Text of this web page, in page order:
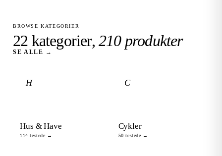
BROWSE KATEGORIER
22 kategorier, 210 produkter
SE ALLE →
H
Hus & Have
114 testede →
C
Cykler
50 testede →